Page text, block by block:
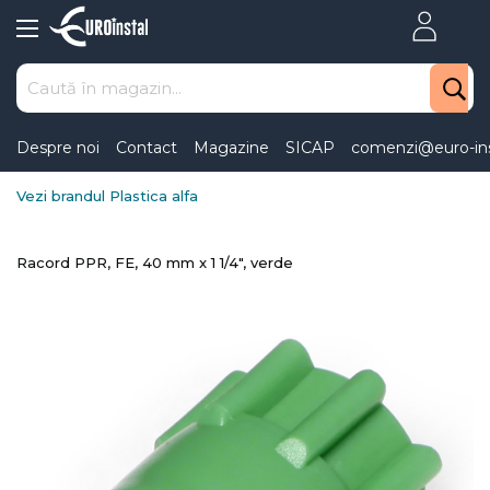
to
Content
Despre noi Contact Magazine SICAP comenzi@euro-
Vezi brandul Plastica alfa
Racord PPR, FE, 40 mm x 1 1/4", verde